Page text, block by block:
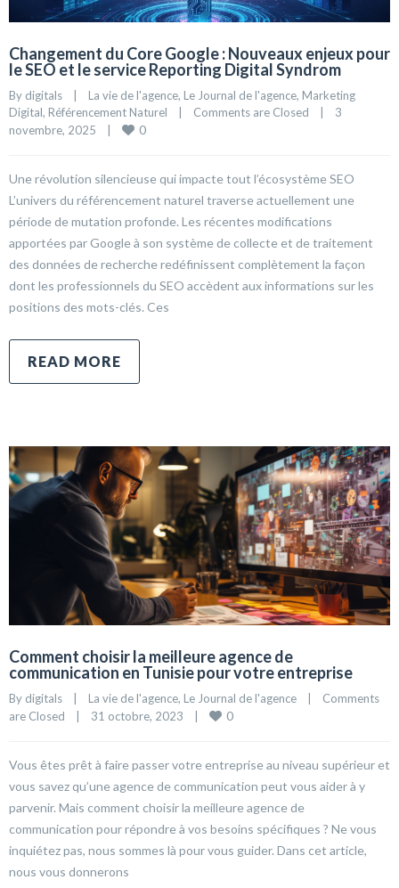
Changement du Core Google : Nouveaux enjeux pour
le SEO et le service Reporting Digital Syndrom
By digitals | La vie de l'agence, Le Journal de l'agence, Marketing
Digital, Référencement Naturel | Comments are Closed |
3
novembre, 2025
| 0
Une révolution silencieuse qui impacte tout l’écosystème SEO
L’univers du référencement naturel traverse actuellement une
période de mutation profonde. Les récentes modifications
apportées par Google à son système de collecte et de traitement
des données de recherche redéfinissent complètement la façon
dont les professionnels du SEO accèdent aux informations sur les
positions des mots-clés. Ces
READ MORE
Comment choisir la meilleure agence de
communication en Tunisie pour votre entreprise
By digitals La vie de l'agence, Le Journal de l'agence
Comments
are Closed
31 octobre, 2023 0
Vous êtes prêt à faire passer votre entreprise au niveau supérieur et
vous savez qu’une agence de communication peut vous aider à y
parvenir. Mais comment choisir la meilleure agence de
communication pour répondre à vos besoins spécifiques ? Ne vous
inquiétez pas, nous sommes là pour vous guider. Dans cet article,
nous vous donnerons